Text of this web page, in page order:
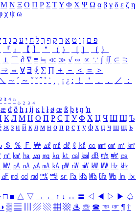
Μ Ν Ξ Ο Π Ρ Σ ΤΥ Φ Χ Ψ Ω α β γ δ ε ζ η
χ ψ ω
פ ם ן ו ט א ר ק ף ך ל ח י ע כ ג ד
『 』 【 】 ＂ （ ） ［ ］ ｛ ｝
⊥ ⌒ ∂ ∇ ≡ ≒ ≪ ≫ √ ∽ ∝ ∵ ∫ ∬ ∈ ∋
⇒ ⇔ ∀ ∃ ∮ ∑ ∏ ＋ － ＜ ＝
＞
＼ ∼ ´ ～ ˇ ˘ ˝ ˚ ˙ ¸ ¡ ¿ ː ！ ＇ ， ． ／
：
² ³ ⁴ ⁿ ₁ ₂ ₃ ₄
æ đ ð ħ ı ĳ ĸ ŀ ł ø œ ß þ ŧ ŋ ŉ
К Л М Н О П Р С Т У Ф Х Ц Ч Ш Щ Ъ
ж з и й к л м н о п р с т у ф х ц ч ш щ ъ
＄ ％ Ｆ ￦ ㎕ ㎖ ㎗ ℓ ㎘ ㏄ ㎣ ㎤ ㎥ ㎦
㎡ ㎢ ㏊ ㎍ ㎎ ㎏ ㏏ ㎈ ㎉ ㏈ ㎧ ㎨ ㎰
㎹ ㎀ ㎁ ㎂ ㎃ ㎄ ㎺ ㎻ ㎽ ㎾ ㎿ ㎐ ㎑
㎌ ㏖ ㏅ ㎭ ㎮ ㎯ ㏛ ㎩ ㎪ ㎫ ㎬ ㏝ ㏐
㏓
□ ■ △ ▽ → ← ↑ ↓ ↔ 〓 ◁ ◀ ▷ ▶ ♤
◑ ▒ ▤ ▨ ▧ ▦ ▩ ♨ ☏ ☎ ☜ ☞ ¶ †